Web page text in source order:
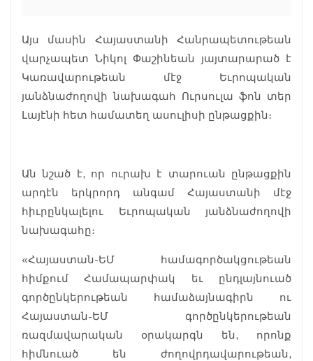
Այս մասին Հայաստանի Հանրապետութեան
վարչապետ Նիկոլ Փաշինեան յայտարարած է
Կառավարութեան մէջ Եւրոպական
յանձնաժողովի նախագահ Ուրսուլա ֆոն տեր
Լայէնի հետ համատեղ ասուլիսի ընթացքին։
Ան նշած է, որ ուրախ է տարուան ընթացքին
արդէն երկրորդ անգամ Հայաստանի մէջ
հիւրընկալելու Եւրոպական յանձնաժողովի
նախագահը։
«Հայաստան-ԵՄ համագործակցութեան
հիմքում Համապարփակ եւ ընդլայնուած
գործընկերութեան համաձայնագիրն ու
Հայաստան-ԵՄ գործընկերութեան
ռազմավարական օրակարգն են, որոնք
հիմնուած են ժողովրդավարութեան,